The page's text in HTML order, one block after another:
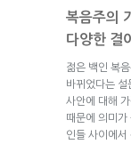
복음주의
다양한 결
젊은 백인 복
바뀌었다는
사안에 대해
때문에 의미
인들 사이에서